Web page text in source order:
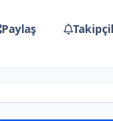
Paylaş